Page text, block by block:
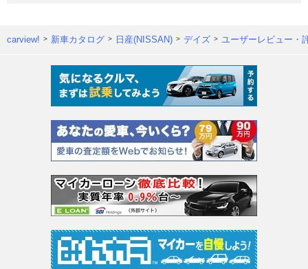
carview! 新車カタログ 日産(NISSAN) デイズ ユーザーレビュー・